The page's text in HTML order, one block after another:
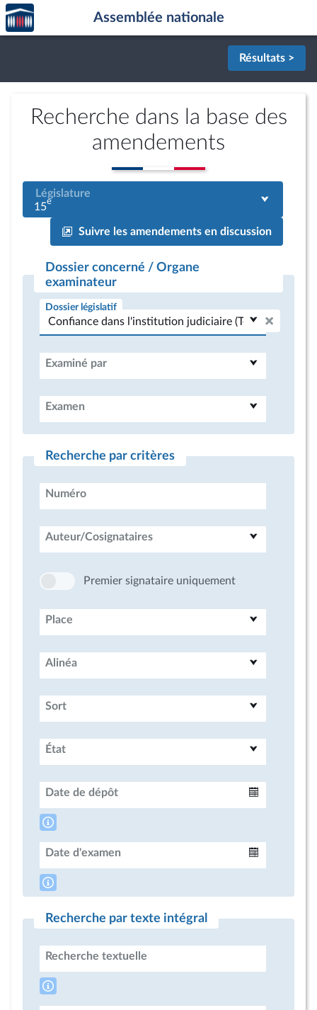
Aller au contenu
Aller en bas de la page
Accèder
à la
page
Assemblée nationale
Résultats >
Recherche dans la base des
amendements
Législature
15e
Suivre les amendements en discussion
Dossier concerné / Organe
examinateur
Dossier législatif
Examiné par
Examen
Recherche par critères
Numéro
Auteur/Cosignataires
Premier signataire uniquement
Place
Alinéa
Sort
État
Date de dépôt
Date d'examen
Recherche par texte intégral
Recherche textuelle